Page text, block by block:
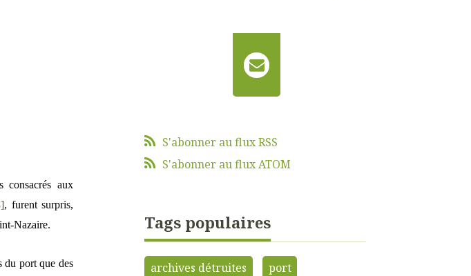
consacrés aux
, furent surpris,
Nazaire.
du port que des
S'abonner au flux RSS
S'abonner au flux ATOM
Tags populaires
archives détruites port